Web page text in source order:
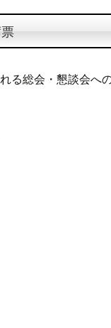
る総会・懇談会へ